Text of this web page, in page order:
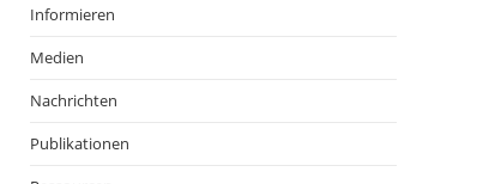
Informieren
Medien
Nachrichten
Publikationen